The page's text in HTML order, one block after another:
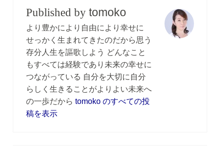
b
o
o
k
Published by tomoko
より豊かにより自由により幸せに
せっかく生まれてきたのだから思う
存分人生を謳歌しよう どんなこと
もすべては経験であり未来の幸せに
つながっている 自分を大切に自分
らしく生きることがよりよい未来へ
の一歩だから tomoko のすべての投
稿を表示